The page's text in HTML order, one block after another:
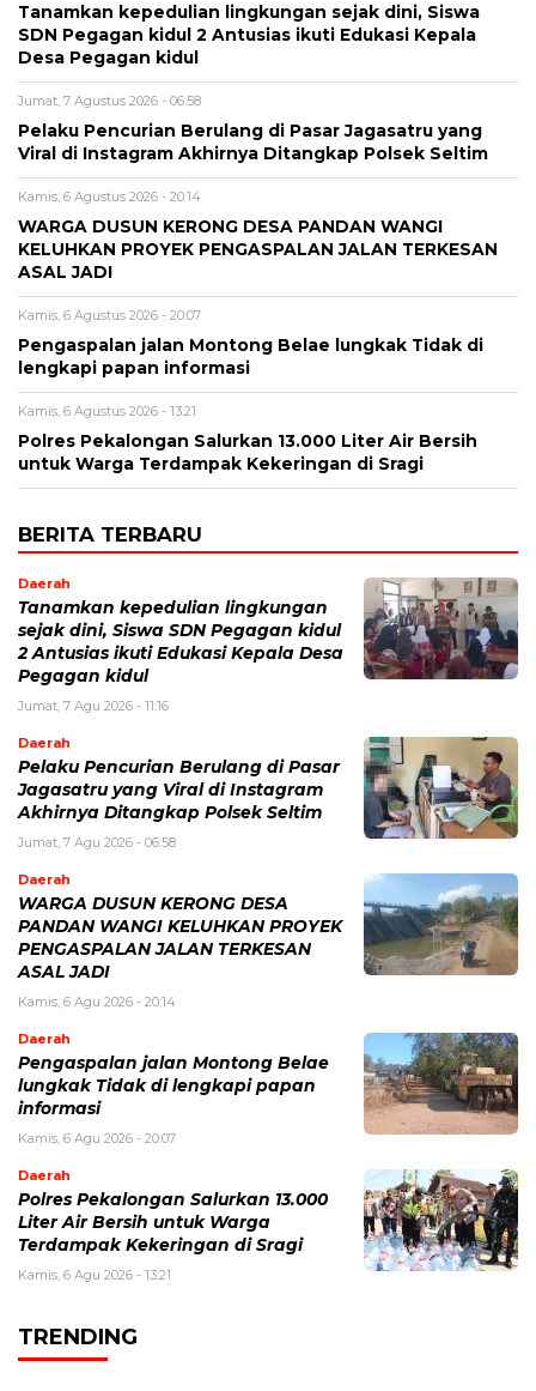
Tanamkan kepedulian lingkungan sejak dini, Siswa
SDN Pegagan kidul 2 Antusias ikuti Edukasi Kepala
Desa Pegagan kidul
Jumat, 7 Agustus 2026 - 06:58
Pelaku Pencurian Berulang di Pasar Jagasatru yang
Viral di Instagram Akhirnya Ditangkap Polsek Seltim
Kamis, 6 Agustus 2026 - 20:14
WARGA DUSUN KERONG DESA PANDAN WANGI
KELUHKAN PROYEK PENGASPALAN JALAN TERKESAN
ASAL JADI
Kamis, 6 Agustus 2026 - 20:07
Pengaspalan jalan Montong Belae lungkak Tidak di
lengkapi papan informasi
Kamis, 6 Agustus 2026 - 13:21
Polres Pekalongan Salurkan 13.000 Liter Air Bersih
untuk Warga Terdampak Kekeringan di Sragi
BERITA TERBARU
Daerah
Tanamkan kepedulian lingkungan
sejak dini, Siswa SDN Pegagan kidul
2 Antusias ikuti Edukasi Kepala Desa
Pegagan kidul
Jumat, 7 Agu 2026 - 11:16
Daerah
Pelaku Pencurian Berulang di Pasar
Jagasatru yang Viral di Instagram
Akhirnya Ditangkap Polsek Seltim
Jumat, 7 Agu 2026 - 06:58
Daerah
WARGA DUSUN KERONG DESA
PANDAN WANGI KELUHKAN PROYEK
PENGASPALAN JALAN TERKESAN
ASAL JADI
Kamis, 6 Agu 2026 - 20:14
Daerah
Pengaspalan jalan Montong Belae
lungkak Tidak di lengkapi papan
informasi
Kamis, 6 Agu 2026 - 20:07
Daerah
Polres Pekalongan Salurkan 13.000
Liter Air Bersih untuk Warga
Terdampak Kekeringan di Sragi
Kamis, 6 Agu 2026 - 13:21
TRENDING